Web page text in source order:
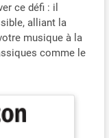
ce défi : il
alliant la
musique à la
comme le